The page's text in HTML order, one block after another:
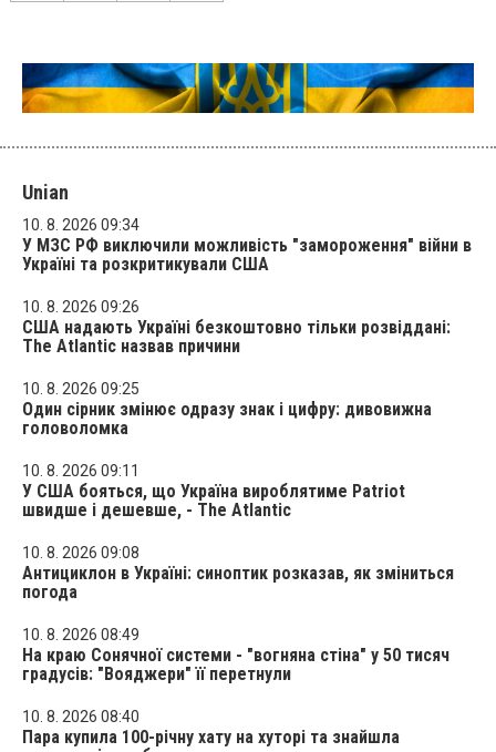
Unian
10. 8. 2026 09:34
У МЗС РФ виключили можливість "замороження" війни в
Україні та розкритикували США
10. 8. 2026 09:26
США надають Україні безкоштовно тільки розвіддані:
The Atlantic назвав причини
10. 8. 2026 09:25
Один сірник змінює одразу знак і цифру: дивовижна
головоломка
10. 8. 2026 09:11
У США бояться, що Україна вироблятиме Patriot
швидше і дешевше, - The Atlantic
10. 8. 2026 09:08
Антициклон в Україні: синоптик розказав, як зміниться
погода
10. 8. 2026 08:49
На краю Сонячної системи - "вогняна стіна" у 50 тисяч
градусів: "Вояджери" її перетнули
10. 8. 2026 08:40
Пара купила 100-річну хату на хуторі та знайшла